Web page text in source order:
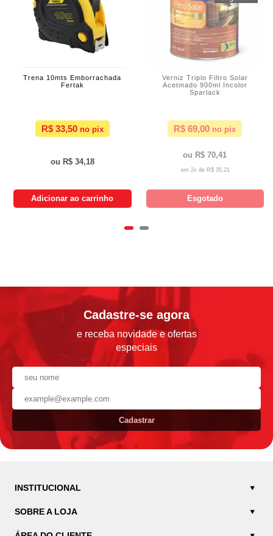
Trena 10mts Emborrachada
Fertak
R$ 33,50
R$ 34,18
Adicionar ao carrinho
Verniz Triplo Filtro Solar
Acetinado 900ml Incolor
Sparlack
R$ 69,00
R$ 70,41
2x de R$ 35,21
Esgotado
Cadastre-se agora
e receba novidade e ofertas
especiais
Cadastrar
INSTITUCIONAL
SOBRE A LOJA